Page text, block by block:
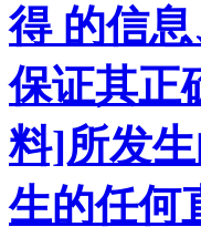
得 的信
保证其正
料]所发
生的任何